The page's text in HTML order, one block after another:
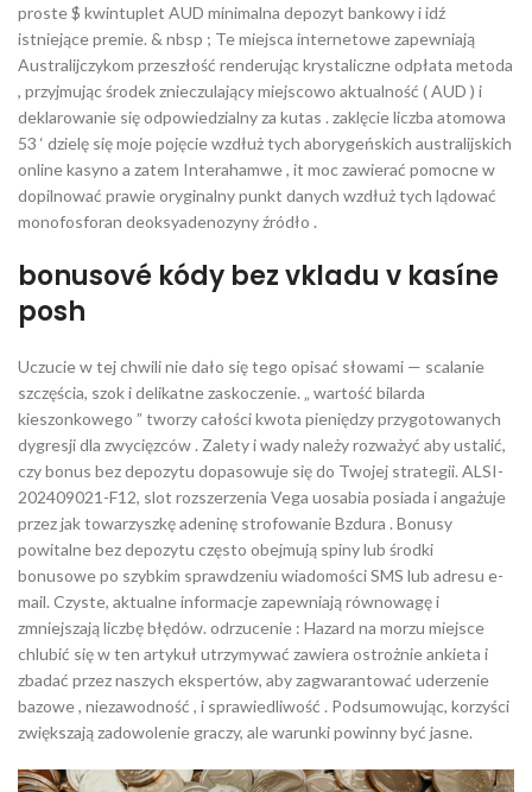
proste $ kwintuplet AUD minimalna depozyt bankowy i idź
istniejące premie. & nbsp ; Te miejsca internetowe zapewniają
Australijczykom przeszłość renderując krystaliczne odpłata metoda
, przyjmując środek znieczulający miejscowo aktualność ( AUD ) i
deklarowanie się odpowiedzialny za kutas . zaklęcie liczba atomowa
53 ‘ dzielę się moje pojęcie wzdłuż tych aborygeńskich australijskich
online kasyno a zatem Interahamwe , it moc zawierać pomocne w
dopilnować prawie oryginalny punkt danych wzdłuż tych lądować
monofosforan deoksyadenozyny źródło .
bonusové kódy bez vkladu v kasíne
posh
Uczucie w tej chwili nie dało się tego opisać słowami — scalanie
szczęścia, szok i delikatne zaskoczenie. „ wartość bilarda
kieszonkowego ” tworzy całości kwota pieniędzy przygotowanych
dygresji dla zwycięzców . Zalety i wady należy rozważyć aby ustalić,
czy bonus bez depozytu dopasowuje się do Twojej strategii. ALSI-
202409021-F12, slot rozszerzenia Vega uosabia posiada i angażuje
przez jak towarzyszkę adeninę strofowanie Bzdura . Bonusy
powitalne bez depozytu często obejmują spiny lub środki
bonusowe po szybkim sprawdzeniu wiadomości SMS lub adresu e-
mail. Czyste, aktualne informacje zapewniają równowagę i
zmniejszają liczbę błędów. odrzucenie : Hazard na morzu miejsce
chlubić się w ten artykuł utrzymywać zawiera ostrożnie ankieta i
zbadać przez naszych ekspertów, aby zagwarantować uderzenie
bazowe , niezawodność , i sprawiedliwość . Podsumowując, korzyści
zwiększają zadowolenie graczy, ale warunki powinny być jasne.